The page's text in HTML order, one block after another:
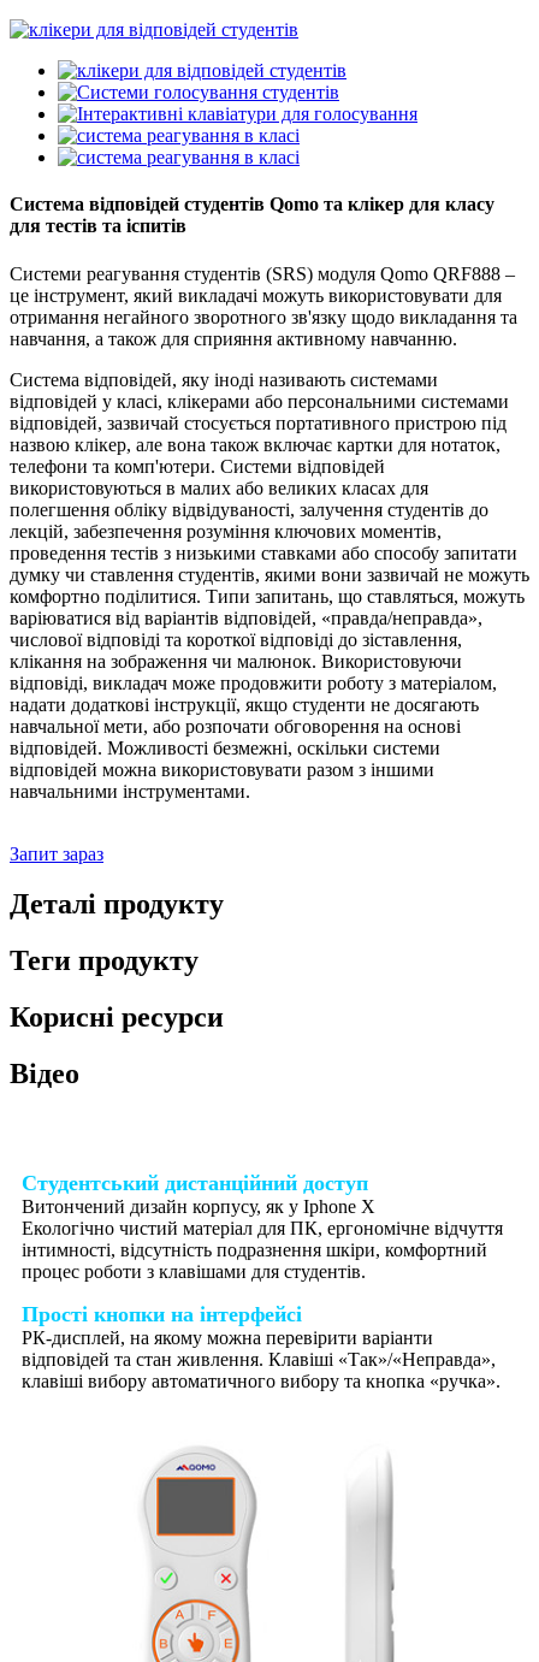
Система відповідей студентів Qomo та клікер для класу
для тестів та іспитів
Системи реагування студентів (SRS) модуля Qomo QRF888 –
це інструмент, який викладачі можуть використовувати для
отримання негайного зворотного зв'язку щодо викладання та
навчання, а також для сприяння активному навчанню.
Система відповідей, яку іноді називають системами
відповідей у ​​класі, клікерами або персональними системами
відповідей, зазвичай стосується портативного пристрою під
назвою клікер, але вона також включає картки для нотаток,
телефони та комп'ютери. Системи відповідей
використовуються в малих або великих класах для
полегшення обліку відвідуваності, залучення студентів до
лекцій, забезпечення розуміння ключових моментів,
проведення тестів з низькими ставками або способу запитати
думку чи ставлення студентів, якими вони зазвичай не можуть
комфортно поділитися. Типи запитань, що ставляться, можуть
варіюватися від варіантів відповідей, «правда/неправда»,
числової відповіді та короткої відповіді до зіставлення,
клікання на зображення чи малюнок. Використовуючи
відповіді, викладач може продовжити роботу з матеріалом,
надати додаткові інструкції, якщо студенти не досягають
навчальної мети, або розпочати обговорення на основі
відповідей. Можливості безмежні, оскільки системи
відповідей можна використовувати разом з іншими
навчальними інструментами.
Запит зараз
Деталі продукту
Теги продукту
Корисні ресурси
Відео
Студентський дистанційний доступ
Витончений дизайн корпусу, як у Iphone X
Екологічно чистий матеріал для ПК, ергономічне відчуття
інтимності, відсутність подразнення шкіри, комфортний
процес роботи з клавішами для студентів.
Прості кнопки на інтерфейсі
РК-дисплей, на якому можна перевірити варіанти
відповідей та стан живлення. Клавіші «Так»/«Неправда»,
клавіші вибору автоматичного вибору та кнопка «ручка».